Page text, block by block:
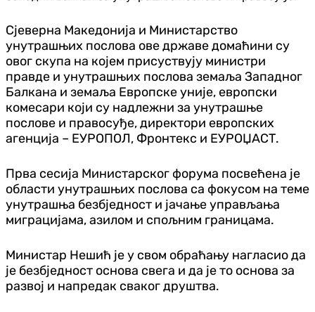
Сјеверна Македонија и Министарство
унутрашњих послова ове државе домаћини су
овог скупа на којем присуствују министри
правде и унутрашњих послова земаља Западног
Балкана и земаља Европске уније, европски
комесари који су надлежни за унутрашње
послове и правосуђе, директори европских
агенција – ЕУРОПОЛ, Фронтекс и ЕУРОЏАСТ.
Прва сесија Министарског форума посвећена је
области унутрашњих послова са фокусом на теме
унутрашња безбједност и јачање управљања
миграцијама, азилом и спољним границама.
Министар Нешић је у свом обраћању нагласио да
је безбједност основа свега и да је то основа за
развој и напредак сваког друштва.